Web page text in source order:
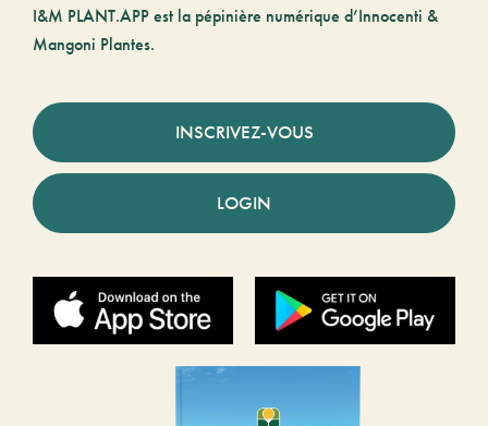
I&M PLANT.APP est la pépinière numérique d’Innocenti &
Mangoni Plantes.
INSCRIVEZ-VOUS
LOGIN